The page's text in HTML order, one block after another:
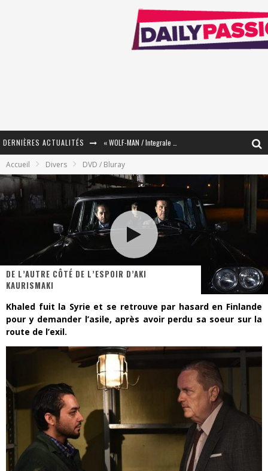
DERNIÈRES ACTUALITÉS
« Le Béton et le Bambou / Propositions pour Mayotte et le Monde. » - Améliorations !
Star Fox
« Dr Wertham / L’homme qui étudia les tueurs en série » - Un Métier à Risque !
« Damn Them All » - Un duo de Choc !
Yoshi and the mysterious book
Accueil Divers DVD / Bluray
DE L’AUTRE CÔTÉ DE L’ESPOIR D’AKI
KAURISMAKI
Khaled fuit la Syrie et se retrouve par hasard en Finlande
pour y demander l’asile, après avoir perdu sa soeur sur la
route de l’exil.